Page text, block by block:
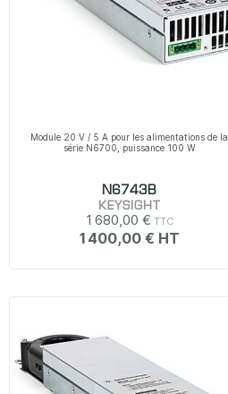
Module 20 V / 5 A pour les alimentations de la
série N6700, puissance 100 W
N6743B
KEYSIGHT
1 680,00 €
1 400,00 €